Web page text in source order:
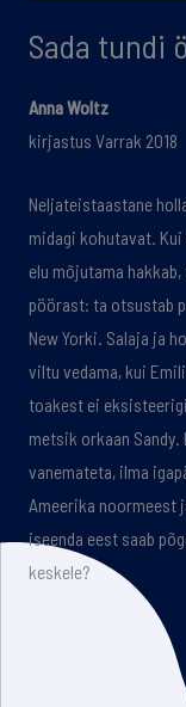
Sada tundi
Anna Woltz
kirjastus Varrak 2018
Neljateistaastane
midagi kohutavat.
elu mõjutama
pöörast: ta otsustab
New Yorki. Salaja ja
viltu vedama, kui
toakest ei
metsik orkaan Sandy.
vanemateta, ilma
Ameerika noormeest
iseenda eest saab
keskele?